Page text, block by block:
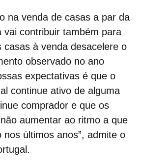
na venda de casas a par da
vai contribuir também para
casas à venda desacelere o
observado no ano
expectativas é que o
continue ativo de alguma
comprador e que os
aumentar ao ritmo a que
nos últimos anos”, admite o